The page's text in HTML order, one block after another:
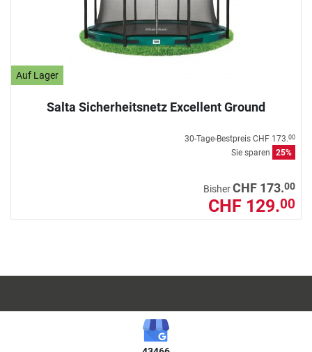
Auf Lager
Salta Sicherheitsnetz Excellent Ground
30-Tage-Bestpreis CHF 173.00
Sie sparen 25%
BisherCHF 173.00
CHF 129.00